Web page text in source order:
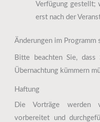
Verfügung gestellt;
erst nach der
Änderungen im Programm
Bitte beachten Sie,
Übernachtung kümmern
Haftung
Die Vorträge werden
vorbereitet und